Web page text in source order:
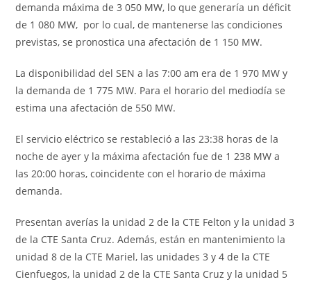
demanda máxima de 3 050 MW, lo que generaría un déficit
de 1 080 MW, por lo cual, de mantenerse las condiciones
previstas, se pronostica una afectación de 1 150 MW.
La disponibilidad del SEN a las 7:00 am era de 1 970 MW y
la demanda de 1 775 MW. Para el horario del mediodía se
estima una afectación de 550 MW.
El servicio eléctrico se restableció a las 23:38 horas de la
noche de ayer y la máxima afectación fue de 1 238 MW a
las 20:00 horas, coincidente con el horario de máxima
demanda.
Presentan averías la unidad 2 de la CTE Felton y la unidad 3
de la CTE Santa Cruz. Además, están en mantenimiento la
unidad 8 de la CTE Mariel, las unidades 3 y 4 de la CTE
Cienfuegos, la unidad 2 de la CTE Santa Cruz y la unidad 5